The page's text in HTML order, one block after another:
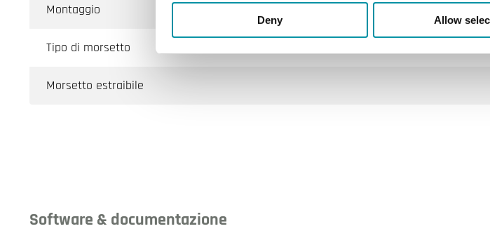
Deny Allow
Montaggio
Tipo di morsetto
Morsetto estraibile
Software & documentazione